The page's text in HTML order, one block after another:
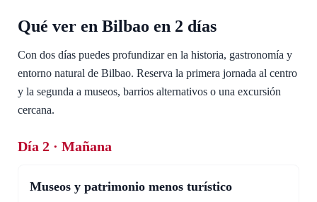
Qué ver en Bilbao en 2 días
Con dos días puedes profundizar en la historia, gastronomía y
entorno natural de Bilbao. Reserva la primera jornada al centro
y la segunda a museos, barrios alternativos o una excursión
cercana.
Día 2 · Mañana
Museos y patrimonio menos turístico